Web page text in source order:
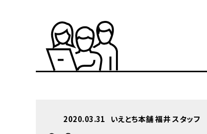
2020.03.31 いえとち本舗 福井 スタッフ